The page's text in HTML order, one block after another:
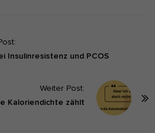
Insulinresistenz und PCOS
Weiter Post:
Kaloriendichte zählt